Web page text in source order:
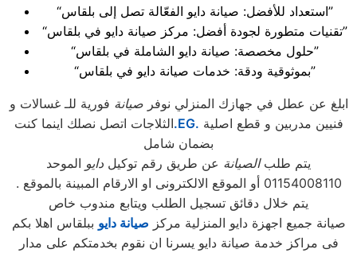
“استعداد للأفضل: صيانة دايو الفعّالة تصل إلى بلقاس”
“تقنيات متطورة لجودة أفضل: مركز صيانة دايو في بلقاس”
“حلول مخصصة: صيانة دايو الشاملة في بلقاس”
“بموثوقية ودقة: خدمات صيانة دايو في بلقاس”
ابلغ عن عطل في جهازك المنزلي نوفرصيانة فورية للـ غسالات و
الثلاجات اتصل نصلك اينما كنت.EG.
بضمان شامل
يتم طلبالصيانة عن طريق رقم توكيل دايو الموحد
01154008110 أو الموقع الالكترونى او الارقام المبينة بالموقع .
يتم خلال دقائق تسجيل الطلب ويتابع مندوب خاص
صيانة جميع اجهزة دايو المنزلية مركز صيانة دايو ببلقاس اهلا بكم
فى مراكز خدمة صيانة دايو يسرنا ان نقوم بخدمتكم على مدار